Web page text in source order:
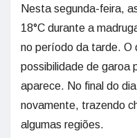
Nesta segunda-feira,
18°C durante a
no período da tarde. O
possibilidade de garoa
aparece. No final do
novamente, trazendo
algumas regiões.